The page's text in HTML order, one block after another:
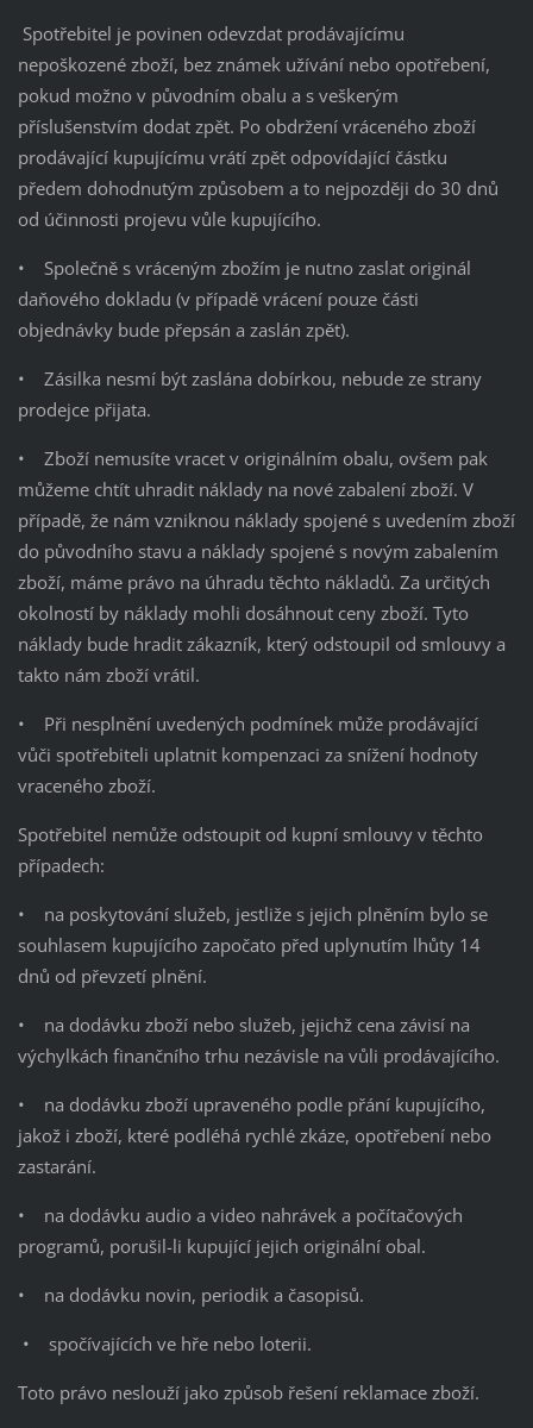
Spotřebitel je povinen odevzdat prodávajícímu
nepoškozené zboží, bez známek užívání nebo opotřebení,
pokud možno v původním obalu a s veškerým
příslušenstvím dodat zpět. Po obdržení vráceného zboží
prodávající kupujícímu vrátí zpět odpovídající částku
předem dohodnutým způsobem a to nejpozději do 30 dnů
od účinnosti projevu vůle kupujícího.
• Společně s vráceným zbožím je nutno zaslat originál
daňového dokladu (v případě vrácení pouze části
objednávky bude přepsán a zaslán zpět).
• Zásilka nesmí být zaslána dobírkou, nebude ze strany
prodejce přijata.
• Zboží nemusíte vracet v originálním obalu, ovšem pak
můžeme chtít uhradit náklady na nové zabalení zboží. V
případě, že nám vzniknou náklady spojené s uvedením zboží
do původního stavu a náklady spojené s novým zabalením
zboží, máme právo na úhradu těchto nákladů. Za určitých
okolností by náklady mohli dosáhnout ceny zboží. Tyto
náklady bude hradit zákazník, který odstoupil od smlouvy a
takto nám zboží vrátil.
• Při nesplnění uvedených podmínek může prodávající
vůči spotřebiteli uplatnit kompenzaci za snížení hodnoty
vraceného zboží.
Spotřebitel nemůže odstoupit od kupní smlouvy v těchto
případech:
• na poskytování služeb, jestliže s jejich plněním bylo se
souhlasem kupujícího započato před uplynutím lhůty 14
dnů od převzetí plnění.
• na dodávku zboží nebo služeb, jejichž cena závisí na
výchylkách finančního trhu nezávisle na vůli prodávajícího.
• na dodávku zboží upraveného podle přání kupujícího,
jakož i zboží, které podléhá rychlé zkáze, opotřebení nebo
zastarání.
• na dodávku audio a video nahrávek a počítačových
programů, porušil-li kupující jejich originální obal.
• na dodávku novin, periodik a časopisů.
• spočívajících ve hře nebo loterii.
Toto právo neslouží jako způsob řešení reklamace zboží.